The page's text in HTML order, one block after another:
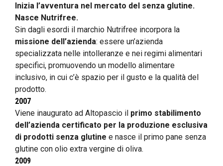
Inizia l’avventura nel mercato del senza glutine.
Nasce Nutrifree.
Sin dagli esordi il marchio Nutrifree incorpora la
missione dell’azienda: essere un’azienda
specializzata nelle intolleranze e nei regimi alimentari
specifici, promuovendo un modello alimentare
inclusivo, in cui c’è spazio per il gusto e la qualità del
prodotto.
2007
Viene inaugurato ad Altopascio il primo stabilimento
dell’azienda certificato per la produzione esclusiva
di prodotti senza glutine e nasce il primo pane senza
glutine con olio extra vergine di oliva.
2009